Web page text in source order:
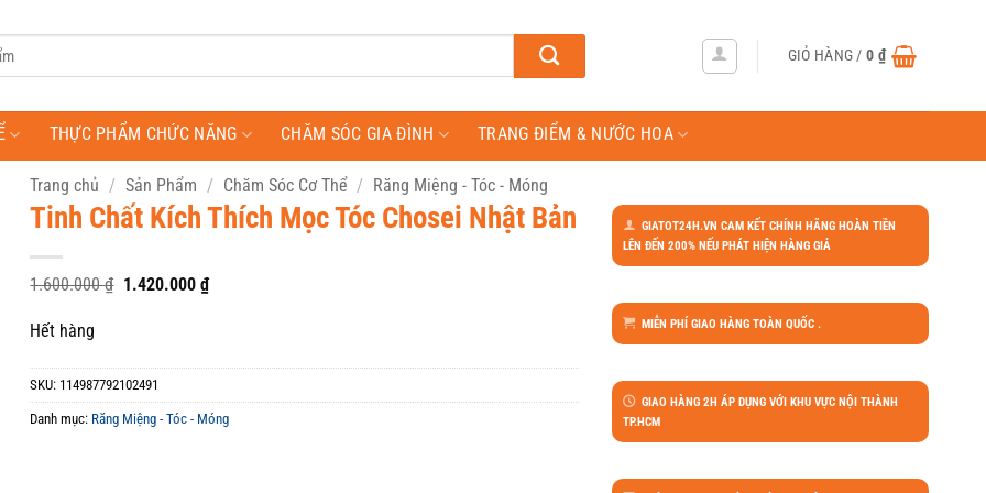
GIỎ HÀNG /0 ₫
THỰC PHẨM CHỨC NĂNG CHĂM SÓC GIA ĐÌNH TRANG ĐIỂM & NƯỚC HOA
Trang chủ / Sản Phẩm / Chăm Sóc Cơ Thể / Răng Miệng - Tóc - Móng
Tinh Chất Kích Thích Mọc Tóc Chosei Nhật Bản
1.600.000₫ Giá
1.420.000₫Giá
hiện
Hết hàng
SKU: 114987792102491
Danh mục: Răng Miệng - Tóc - Móng
GIATOT24H.VN CAM KẾT CHÍNH HÃNG HOÀN TIỀN
LÊN ĐẾN 200% NẾU PHÁT HIỆN HÀNG GIẢ
MIỄN PHÍ GIAO HÀNG TOÀN QUỐC .
GIAO HÀNG 2H ÁP DỤNG VỚI KHU VỰC NỘI THÀNH
TP.HCM